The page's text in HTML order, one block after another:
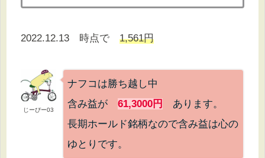
2022.12.13 時点で 1,561円
じーぴー03
ナフコは勝ち越し中
含み益が61,3000円
あります。
長期ホールド銘柄なので含み益は心の
ゆとりです。